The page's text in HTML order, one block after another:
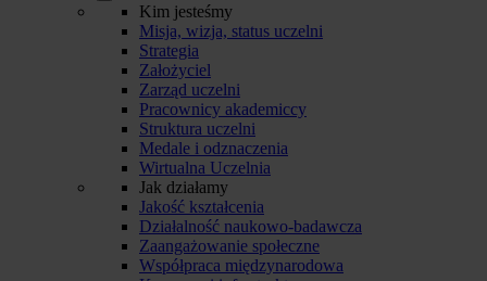
Kim jesteśmy
Misja, wizja, status uczelni
Strategia
Założyciel
Zarząd uczelni
Pracownicy akademiccy
Struktura uczelni
Medale i odznaczenia
Wirtualna Uczelnia
Jak działamy
Jakość kształcenia
Działalność naukowo-badawcza
Zaangażowanie społeczne
Współpraca międzynarodowa